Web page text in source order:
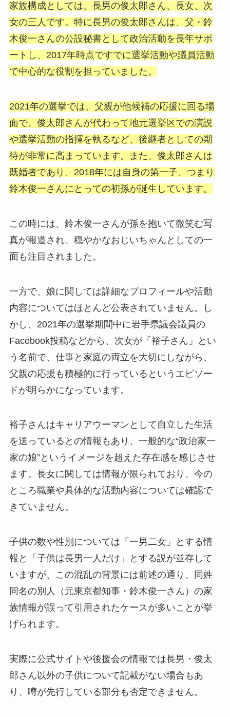
家族構成としては、長男の俊太郎さん、長女、次
女の三人です。特に長男の俊太郎さんは、父・鈴
木俊一さんの公設秘書として政治活動を長年サポ
ートし、2017年時点ですでに選挙活動や議員活動
で中心的な役割を担っていました。
2021年の選挙では、父親が他候補の応援に回る場
面で、俊太郎さんが代わって地元選挙区での演説
や選挙活動の指揮を執るなど、後継者としての期
待が非常に高まっています。また、俊太郎さんは
既婚者であり、2018年には自身の第一子、つまり
鈴木俊一さんにとっての初孫が誕生しています。
この時には、鈴木俊一さんが孫を抱いて微笑む写
真が報道され、穏やかなおじいちゃんとしての一
面も注目されました。
一方で、娘に関しては詳細なプロフィールや活動
内容についてはほとんど公表されていません。し
かし、2021年の選挙期間中に岩手県議会議員の
Facebook投稿などから、次女が「裕子さん」とい
う名前で、仕事と家庭の両立を大切にしながら、
父親の応援も積極的に行っているというエピソー
ドが明らかになっています。
裕子さんはキャリアウーマンとして自立した生活
を送っているとの情報もあり、一般的な“政治家一
家の娘”というイメージを超えた存在感を感じさせ
ます。長女に関しては情報が限られており、今の
ところ職業や具体的な活動内容については確認で
きていません。
子供の数や性別については「一男二女」とする情
報と「子供は長男一人だけ」とする説が並存して
いますが、この混乱の背景には前述の通り、同姓
同名の別人（元東京都知事・鈴木俊一さん）の家
族情報が誤って引用されたケースが多いことが挙
げられます。
実際に公式サイトや後援会の情報では長男・俊太
郎さん以外の子供について記載がない場合もあ
り、噂が先行している部分も否定できません。